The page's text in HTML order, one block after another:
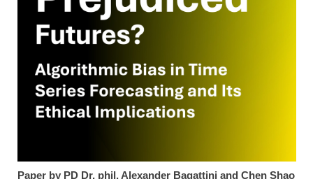
Paper by PD Dr. phil. Alexander Bagattini and Chen Shao